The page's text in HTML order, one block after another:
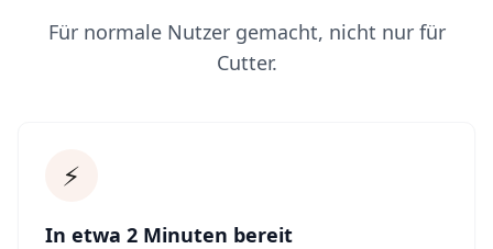
Für normale Nutzer gemacht, nicht nur für
Cutter.
⚡
In etwa 2 Minuten bereit